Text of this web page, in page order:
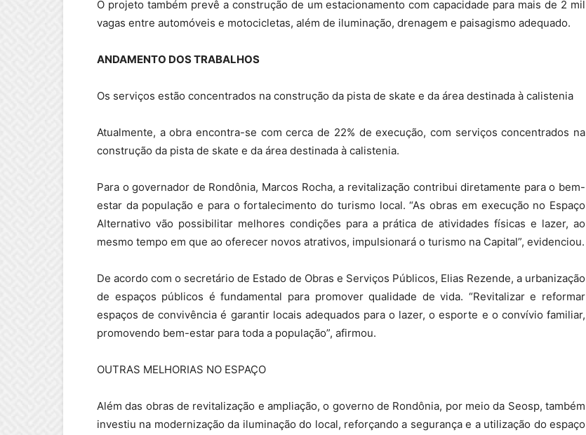
O projeto também prevê a construção de um estacionamento com capacidade para mais de 2 mil
vagas entre automóveis e motocicletas, além de iluminação, drenagem e paisagismo adequado.
ANDAMENTO DOS TRABALHOS
Os serviços estão concentrados na construção da pista de skate e da área destinada à calistenia
Atualmente, a obra encontra-se com cerca de 22% de execução, com serviços concentrados na
construção da pista de skate e da área destinada à calistenia.
Para o governador de Rondônia, Marcos Rocha, a revitalização contribui diretamente para o bem-
estar da população e para o fortalecimento do turismo local. “As obras em execução no Espaço
Alternativo vão possibilitar melhores condições para a prática de atividades físicas e lazer, ao
mesmo tempo em que ao oferecer novos atrativos, impulsionará o turismo na Capital”, evidenciou.
De acordo com o secretário de Estado de Obras e Serviços Públicos, Elias Rezende, a urbanização
de espaços públicos é fundamental para promover qualidade de vida. “Revitalizar e reformar
espaços de convivência é garantir locais adequados para o lazer, o esporte e o convívio familiar,
promovendo bem-estar para toda a população”, afirmou.
OUTRAS MELHORIAS NO ESPAÇO
Além das obras de revitalização e ampliação, o governo de Rondônia, por meio da Seosp, também
investiu na modernização da iluminação do local, reforçando a segurança e a utilização do espaço